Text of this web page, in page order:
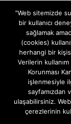
Gizlilik ve Çerezler
Hakkımızda
İletişim Kanalları
MODEM KURULUM
TEKNİK DESTEK
TELEVİZYON
"Web sitemizde
bir kullanıcı
sağlamak
(cookies)
herhangi bir
Verilerin
Korunması
işlenmesiyle
sayfamızdan
ulaşabilirsiniz.
çerezlerinin